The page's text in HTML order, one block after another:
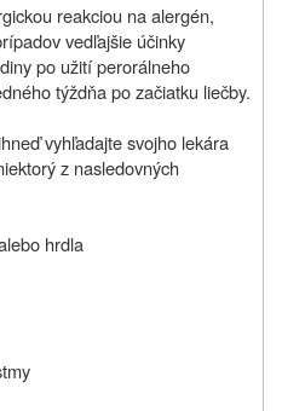
reakciou na alergén,
vedľajšie účinky
po užití perorálneho
týždňa po začiatku liečby.
vyhľadajte svojho lekára
z nasledovných
hrdla